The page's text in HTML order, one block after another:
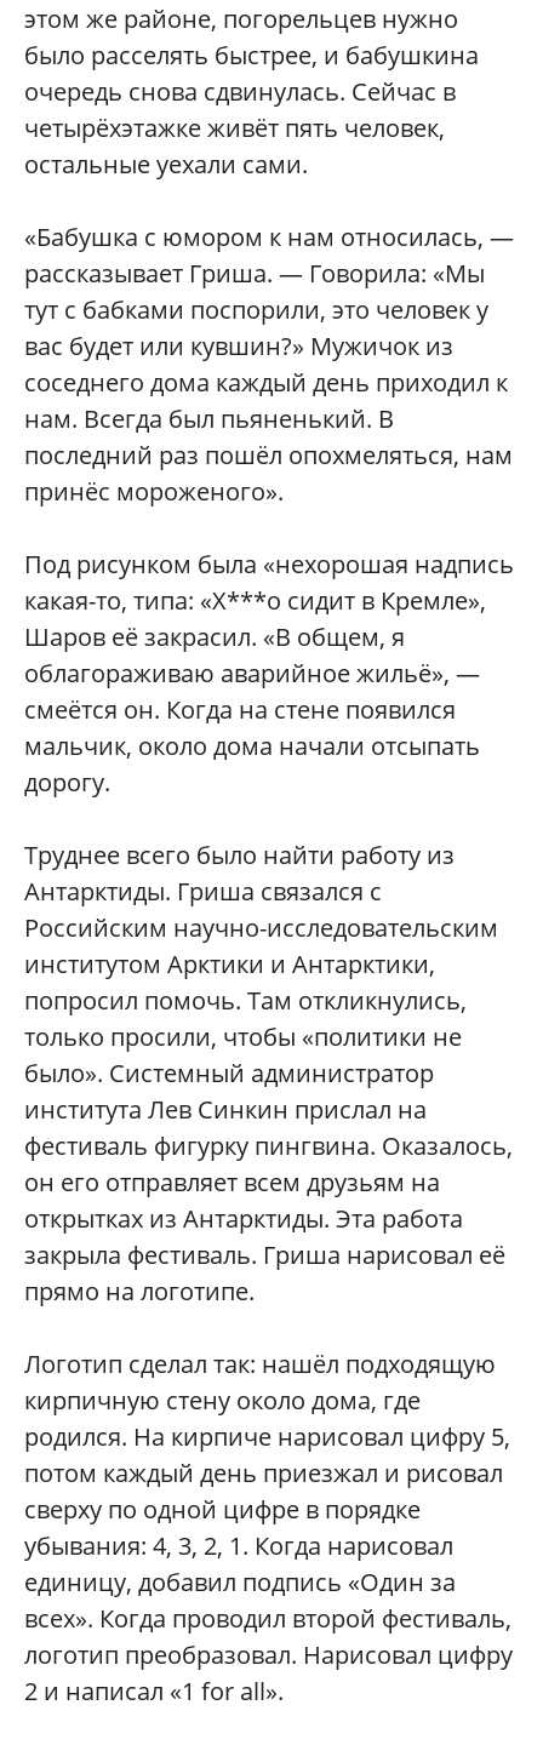
этом же районе, погорельцев нужно
было расселять быстрее, и бабушкина
очередь снова сдвинулась. Сейчас в
четырёхэтажке живёт пять человек,
остальные уехали сами.
«Бабушка с юмором к нам относилась, —
рассказывает Гриша. — Говорила: «Мы
тут с бабками поспорили, это человек у
вас будет или кувшин?» Мужичок из
соседнего дома каждый день приходил к
нам. Всегда был пьяненький. В
последний раз пошёл опохмеляться, нам
принёс мороженого».
Под рисунком была «нехорошая надпись
какая-то, типа: «Х***о сидит в Кремле»,
Шаров её закрасил. «В общем, я
облагораживаю аварийное жильё», —
смеётся он. Когда на стене появился
мальчик, около дома начали отсыпать
дорогу.
Труднее всего было найти работу из
Антарктиды. Гриша связался с
Российским научно-исследовательским
институтом Арктики и Антарктики,
попросил помочь. Там откликнулись,
только просили, чтобы «политики не
было». Системный администратор
института Лев Синкин прислал на
фестиваль фигурку пингвина. Оказалось,
он его отправляет всем друзьям на
открытках из Антарктиды. Эта работа
закрыла фестиваль. Гриша нарисовал её
прямо на логотипе.
Логотип сделал так: нашёл подходящую
кирпичную стену около дома, где
родился. На кирпиче нарисовал цифру 5,
потом каждый день приезжал и рисовал
сверху по одной цифре в порядке
убывания: 4, 3, 2, 1. Когда нарисовал
единицу, добавил подпись «Один за
всех». Когда проводил второй фестиваль,
логотип преобразовал. Нарисовал цифру
2 и написал «1 for all».